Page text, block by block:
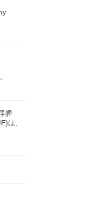
腫
は、